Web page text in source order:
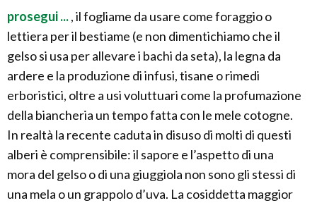
prosegui ..., il fogliame da usare come foraggio o
lettiera per il bestiame (e non dimentichiamo che il
gelso si usa per allevare i bachi da seta), la legna da
ardere e la produzione di infusi, tisane o rimedi
erboristici, oltre a usi voluttuari come la profumazione
della biancheria un tempo fatta con le mele cotogne.
In realtà la recente caduta in disuso di molti di questi
alberi è comprensibile: il sapore e l’aspetto di una
mora del gelso o di una giuggiola non sono gli stessi di
una mela o un grappolo d’uva. La cosiddetta maggior